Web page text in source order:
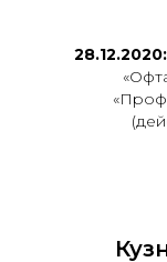
28.12.2020: